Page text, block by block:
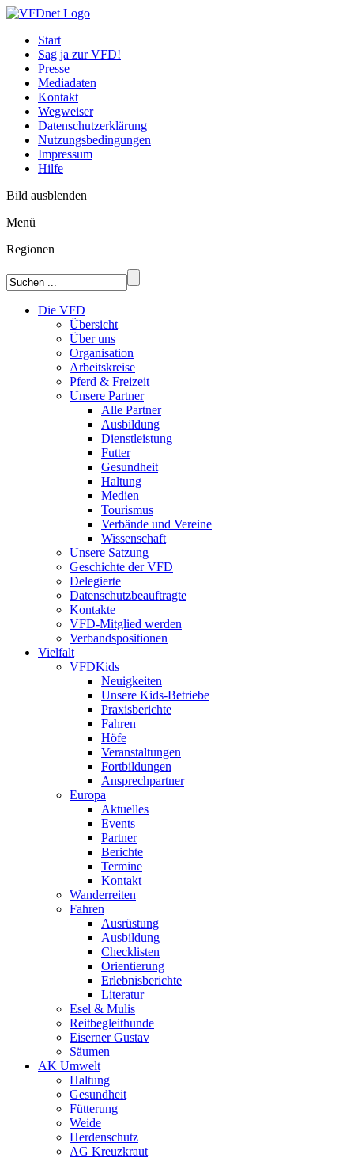
Start
Sag ja zur VFD!
Presse
Mediadaten
Kontakt
Wegweiser
Datenschutzerklärung
Nutzungsbedingungen
Impressum
Hilfe
Bild ausblenden
Menü
Regionen
Die VFD
Übersicht
Über uns
Organisation
Arbeitskreise
Pferd & Freizeit
Unsere Partner
Alle Partner
Ausbildung
Dienstleistung
Futter
Gesundheit
Haltung
Medien
Tourismus
Verbände und Vereine
Wissenschaft
Unsere Satzung
Geschichte der VFD
Delegierte
Datenschutzbeauftragte
Kontakte
VFD-Mitglied werden
Verbandspositionen
Vielfalt
VFDKids
Neuigkeiten
Unsere Kids-Betriebe
Praxisberichte
Fahren
Höfe
Veranstaltungen
Fortbildungen
Ansprechpartner
Europa
Aktuelles
Events
Partner
Berichte
Termine
Kontakt
Wanderreiten
Fahren
Ausrüstung
Ausbildung
Checklisten
Orientierung
Erlebnisberichte
Literatur
Esel & Mulis
Reitbegleithunde
Eiserner Gustav
Säumen
AK Umwelt
Haltung
Gesundheit
Fütterung
Weide
Herdenschutz
AG Kreuzkraut